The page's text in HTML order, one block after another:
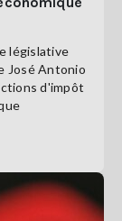
législative
José Antonio
d'impôt